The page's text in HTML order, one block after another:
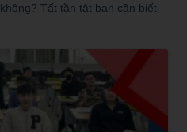
Tất tần tật bạn cần biết